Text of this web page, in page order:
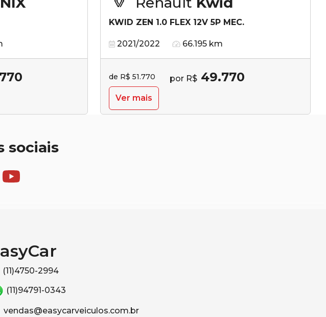
KWID ZEN 1.0 FLEX 12V 5P MEC.
2021/2022 66.195 km
de R$ 51.770 por R$ 49.770
Ver mais
sociais
(11)4750-2994
(11)94791-0343
vendas@easycarveiculos.com.br